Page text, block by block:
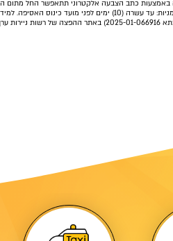
מועד כינוס האסיפה. המועד האחרון להמצאת הודעות עמדה לחברה על-ידי בעלי המניות: